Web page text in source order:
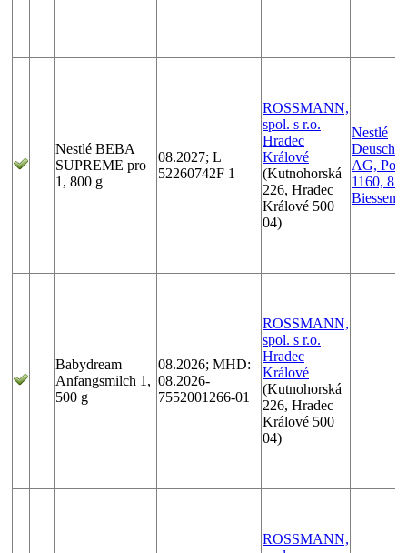
Nestlé BEBA
SUPREME pro
1, 800 g
08.2027; L
52260742F 1
ROSSMANN,
spol. s r.o.
Hradec
Králové
(Kutnohorská
226, Hradec
Králové 500
04)
Nestlé
AG,
1160,
Babydream
Anfangsmilch 1,
500 g
08.2026; MHD:
08.2026-
7552001266-01
ROSSMANN,
spol. s r.o.
Hradec
Králové
(Kutnohorská
226, Hradec
Králové 500
04)
ROSSMANN,